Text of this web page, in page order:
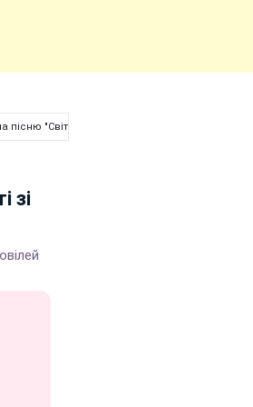
пісню "Світанок"
зі